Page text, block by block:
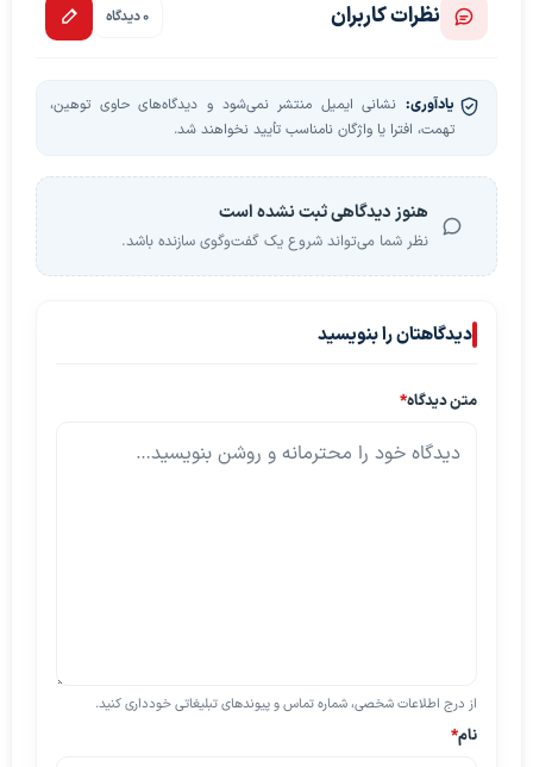
نظرات کاربران 0 دیدگاه
یادآوری: نشانی ایمیل منتشر نمی‌شود و دیدگاه‌های حاوی توهین،
تهمت، افترا یا واژگان نامناسب تأیید نخواهند شد.
هنوز دیدگاهی ثبت نشده است
نظر شما می‌تواند شروع یک گفت‌وگوی سازنده باشد.
دیدگاهتان را بنویسید
متن دیدگاه*
از درج اطلاعات شخصی، شماره تماس و پیوندهای تبلیغاتی خودداری کنید.
نام*